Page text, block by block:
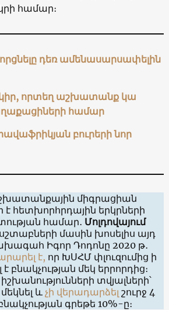
համար։
դեռ ամենասարսափելին
որտեղ աշխատանք կա
համար
բուրերի նոր
միգրացիան
է հետխորհրդային երկրների
համար․ Մոլդովայում
մասին խոսելիս այդ
Իգոր Դոդոնը 2020 թ․
է, որ ԽՍՀՄ փլուզումից ի
է բնակչության մեկ երրորդից։
տվյալների՝
և չի վերադարձել շուրջ 4
գրեթե 10%-ը։